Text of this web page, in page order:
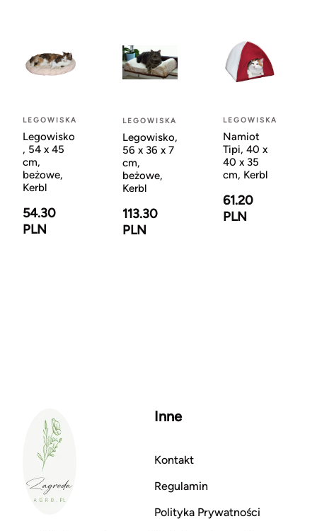
LEGOWISKA
Legowisko
, 54 x 45
cm,
beżowe,
Kerbl
54.30
PLN
LEGOWISKA
Legowisko,
56 x 36 x 7
cm,
beżowe,
Kerbl
113.30
PLN
LEGOWISKA
Namiot
Tipi, 40 x
40 x 35
cm, Kerbl
61.20
PLN
Inne
Kontakt
Regulamin
Polityka Prywatności